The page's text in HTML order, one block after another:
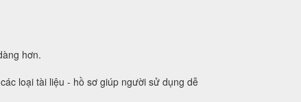
hơn.
loại tài liệu - hồ sơ giúp người sử dụng dễ